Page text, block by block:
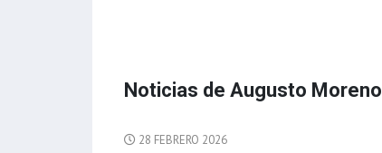
Noticias de Augusto Moreno
28 FEBRERO 2026